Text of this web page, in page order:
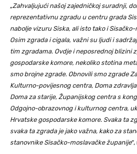
„Zahvaljujući našoj zajedničkoj suradnji,
reprezentativnu zgradu u centru grada
nabolje vizuru Siska, ali isto tako i
Osim zgrada i cigala, važni su ljudi i
tim zgradama. Ovdje i neposrednoj blizini
gospodarske komore, nekoliko stotina
smo brojne zgrade. Obnovili smo zgrade
Kulturno-povijesnog centra, Doma zdravlja
Doma za starije, Županijskog centra s
Odgojno-obrazovnog i kulturnog centra,
Hrvatske gospodarske komore. Svaka ta
svaka ta zgrada je jako važna, kako za
stanovnike Sisačko-moslavačke županije